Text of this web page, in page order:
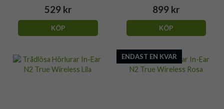
529 kr
KÖP
899 kr
KÖP
ENDAST EN KVAR